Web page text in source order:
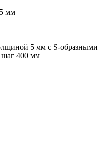
мм
5 мм с S-образными
400 мм